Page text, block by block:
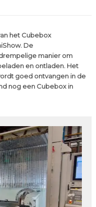
het Cubebox
De
manier om
en ontladen. Het
goed ontvangen in de
nog een Cubebox in